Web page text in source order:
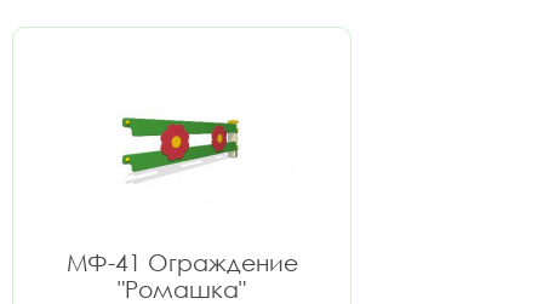
МФ-41 Ограждение
"Ромашка"